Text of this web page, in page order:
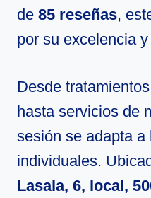
de 85 reseñas,
por su excelencia
Desde
hasta servicios de
sesión se adapta
individuales.
Lasala, 6, local,